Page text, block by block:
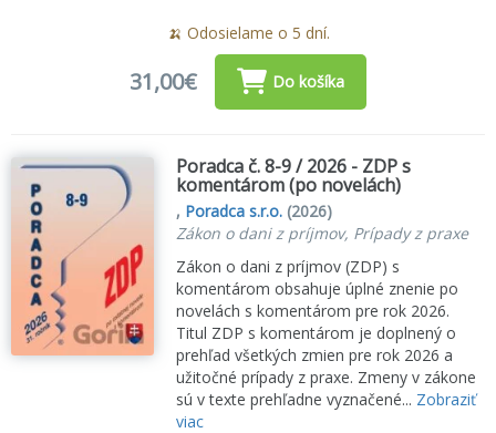
🍌 Odosielame o 5 dní.
31,00€ Do košíka
Poradca č. 8-9 / 2026 - ZDP s
komentárom (po novelách)
, Poradca s.r.o. (2026)
Zákon o dani z príjmov, Prípady z praxe
Zákon o dani z príjmov (ZDP) s
komentárom obsahuje úplné znenie po
novelách s komentárom pre rok 2026.
Titul ZDP s komentárom je doplnený o
prehľad všetkých zmien pre rok 2026 a
užitočné prípady z praxe. Zmeny v zákone
sú v texte prehľadne vyznačené... Zobraziť
viac